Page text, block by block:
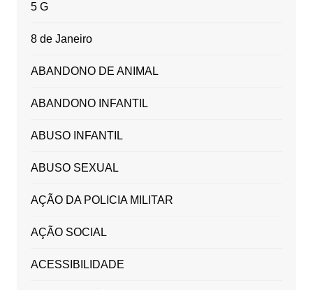
5 G
8 de Janeiro
ABANDONO DE ANIMAL
ABANDONO INFANTIL
ABUSO INFANTIL
ABUSO SEXUAL
AÇÃO DA POLICIA MILITAR
AÇÃO SOCIAL
ACESSIBILIDADE